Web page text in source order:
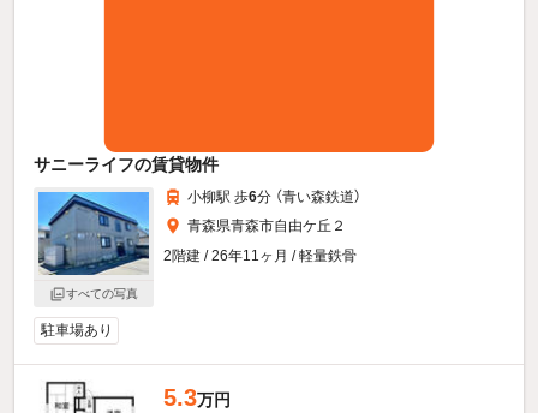
サニーライフの賃貸物件
すべての写真
小柳駅 歩6分 （青い森鉄道）
青森県青森市自由ケ丘２
2階建 / 26年11ヶ月 / 軽量鉄骨
駐車場あり
5.3万円